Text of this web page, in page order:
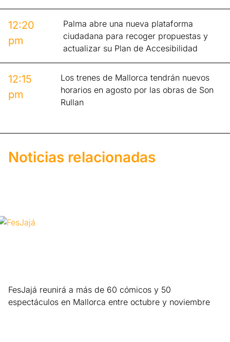
12:20
pm
Palma abre una nueva plataforma
ciudadana para recoger propuestas y
actualizar su Plan de Accesibilidad
12:15
pm
Los trenes de Mallorca tendrán nuevos
horarios en agosto por las obras de Son
Rullan
Noticias relacionadas
FesJajá reunirá a más de 60 cómicos y 50
espectáculos en Mallorca entre octubre y noviembre